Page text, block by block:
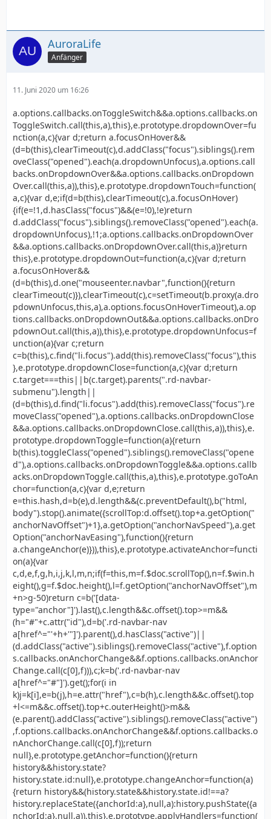
AuroraLife
Anfänger
11. Juni 2020 um 16:26
a.options.callbacks.onToggleSwitch&&a.options.callbacks.on
ToggleSwitch.call(this,a),this},e.prototype.dropdownOver=fu
nction(a,c){var d;return a.focusOnHover&&
(d=b(this),clearTimeout(c),d.addClass("focus").siblings().rem
oveClass("opened").each(a.dropdownUnfocus),a.options.call
backs.onDropdownOver&&a.options.callbacks.onDropdown
Over.call(this,a)),this},e.prototype.dropdownTouch=function(
a,c){var d,e;if(d=b(this),clearTimeout(c),a.focusOnHover)
{if(e=!1,d.hasClass("focus")&&(e=!0),!e)return
d.addClass("focus").siblings().removeClass("opened").each(a.
dropdownUnfocus),!1;a.options.callbacks.onDropdownOver
&&a.options.callbacks.onDropdownOver.call(this,a)}return
this},e.prototype.dropdownOut=function(a,c){var d;return
a.focusOnHover&&
(d=b(this),d.one("mouseenter.navbar",function(){return
clearTimeout(c)}),clearTimeout(c),c=setTimeout(b.proxy(a.dro
pdownUnfocus,this,a),a.options.focusOnHoverTimeout),a.op
tions.callbacks.onDropdownOut&&a.options.callbacks.onDro
pdownOut.call(this,a)),this},e.prototype.dropdownUnfocus=f
unction(a){var c;return
c=b(this),c.find("li.focus").add(this).removeClass("focus"),this
},e.prototype.dropdownClose=function(a,c){var d;return
c.target===this||b(c.target).parents(".rd-navbar-
submenu").length||
(d=b(this),d.find("li.focus").add(this).removeClass("focus").re
moveClass("opened"),a.options.callbacks.onDropdownClose
&&a.options.callbacks.onDropdownClose.call(this,a)),this},e.
prototype.dropdownToggle=function(a){return
b(this).toggleClass("opened").siblings().removeClass("opene
d"),a.options.callbacks.onDropdownToggle&&a.options.callb
acks.onDropdownToggle.call(this,a),this},e.prototype.goToAn
chor=function(a,c){var d,e;return
e=this.hash,d=b(e),d.length&&(c.preventDefault(),b("html,
body").stop().animate({scrollTop:d.offset().top+a.getOption("
anchorNavOffset")+1},a.getOption("anchorNavSpeed"),a.get
Option("anchorNavEasing"),function(){return
a.changeAnchor(e)})),this},e.prototype.activateAnchor=functi
on(a){var
c,d,e,f,g,h,i,j,k,l,m,n;if(f=this,m=f.$doc.scrollTop(),n=f.$win.h
eight(),g=f.$doc.height(),l=f.getOption("anchorNavOffset"),m
+n>g-50)return c=b('[data-
type="anchor"]').last(),c.length&&c.offset().top>=m&&
(h="#"+c.attr("id"),d=b('.rd-navbar-nav
a[href^="'+h+'"]').parent(),d.hasClass("active")||
(d.addClass("active").siblings().removeClass("active"),f.option
s.callbacks.onAnchorChange&&f.options.callbacks.onAnchor
Change.call(c[0],f))),c;k=b('.rd-navbar-nav
a[href^="#"]').get();for(i in
k)j=k[i],e=b(j),h=e.attr("href"),c=b(h),c.length&&c.offset().top
+l<=m&&c.offset().top+c.outerHeight()>m&&
(e.parent().addClass("active").siblings().removeClass("active")
,f.options.callbacks.onAnchorChange&&f.options.callbacks.o
nAnchorChange.call(c[0],f));return
null},e.prototype.getAnchor=function(){return
history&&history.state?
history.state.id:null},e.prototype.changeAnchor=function(a)
{return history&&(history.state&&history.state.id!==a?
history.replaceState({anchorId:a},null,a):history.pushState({a
nchorId:a},null,a)),this},e.prototype.applyHandlers=function(